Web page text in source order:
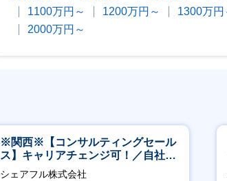
1100万円～
1200万円～ 1300万円
2000万円～
※関西※【コンサルティングセール
ス】キャリアチェンジ可！／自社サ
ービス『シェアフル』の営業
シェアフル株式会社